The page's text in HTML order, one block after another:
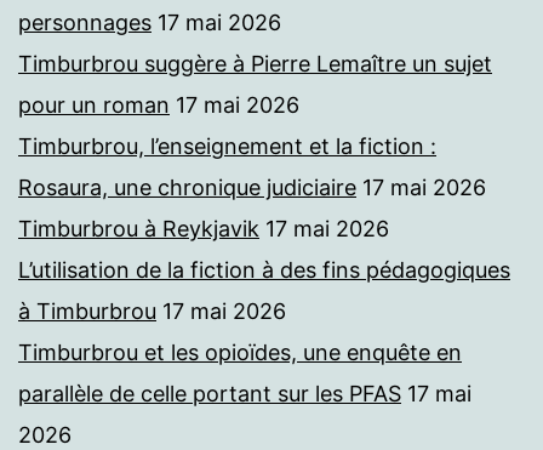
personnages 17 mai 2026
Timburbrou suggère à Pierre Lemaître un sujet
pour un roman 17 mai 2026
Timburbrou, l’enseignement et la fiction :
Rosaura, une chronique judiciaire 17 mai 2026
Timburbrou à Reykjavik 17 mai 2026
L’utilisation de la fiction à des fins pédagogiques
à Timburbrou 17 mai 2026
Timburbrou et les opioïdes, une enquête en
parallèle de celle portant sur les PFAS 17 mai
2026